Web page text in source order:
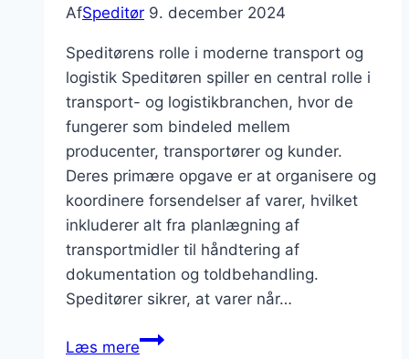
AfSpeditør 9. december 2024
Speditørens rolle i moderne transport og
logistik Speditøren spiller en central rolle i
transport- og logistikbranchen, hvor de
fungerer som bindeled mellem
producenter, transportører og kunder.
Deres primære opgave er at organisere og
koordinere forsendelser af varer, hvilket
inkluderer alt fra planlægning af
transportmidler til håndtering af
dokumentation og toldbehandling.
Speditører sikrer, at varer når…
Læs mereSpeditør